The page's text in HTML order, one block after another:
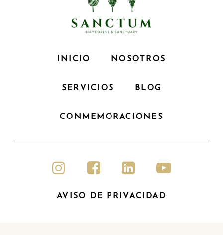
INICIO NOSOTROS
SERVICIOS BLOG
CONMEMORACIONES
AVISO DE PRIVACIDAD